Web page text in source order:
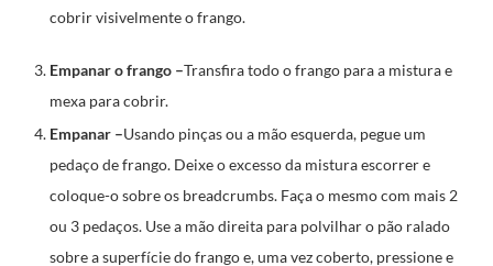
cobrir visivelmente o frango.
Empanar o frango –Transfira todo o frango para a mistura e
mexa para cobrir.
Empanar –Usando pinças ou a mão esquerda, pegue um
pedaço de frango. Deixe o excesso da mistura escorrer e
coloque-o sobre os breadcrumbs. Faça o mesmo com mais 2
ou 3 pedaços. Use a mão direita para polvilhar o pão ralado
sobre a superfície do frango e, uma vez coberto, pressione e